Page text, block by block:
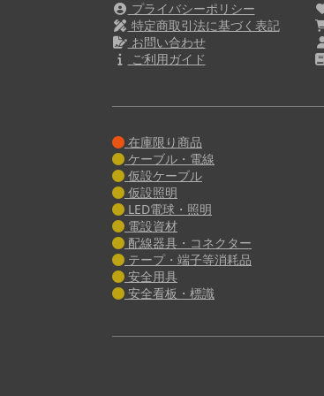
プライバシーポリシー
特定商取引法に基づく表記
お問い合わせ
ご利用ガイド
在庫限り商品
ケーブル・電線
仮設ケーブル
仮設照明
LED電球・照明
電設資材
配線器具・コネクター
テープ・端子等消耗品
安全用具
安全看板・標識